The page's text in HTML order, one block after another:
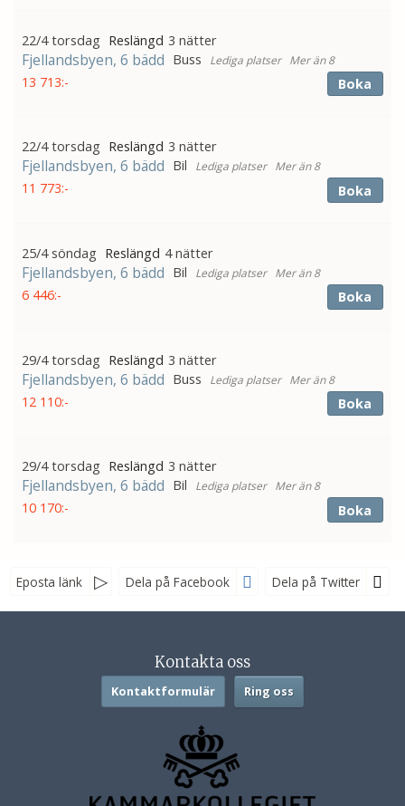
22/4 torsdag 3 nätter
Fjellandsbyen, 6 bädd Buss Mer än 8
13 713:- Boka
22/4 torsdag 3 nätter
Fjellandsbyen, 6 bädd Bil Mer än 8
11 773:- Boka
25/4 söndag 4 nätter
Fjellandsbyen, 6 bädd Bil Mer än 8
6 446:- Boka
29/4 torsdag 3 nätter
Fjellandsbyen, 6 bädd Buss Mer än 8
12 110:- Boka
29/4 torsdag 3 nätter
Fjellandsbyen, 6 bädd Bil Mer än 8
10 170:- Boka
Eposta länk Dela på Facebook Dela på Twitter
Sociala medier
Kontakta oss
Kontaktformulär Ring oss
Nyhetsbrev
Jag samtycker till dataskyddspolicyn.